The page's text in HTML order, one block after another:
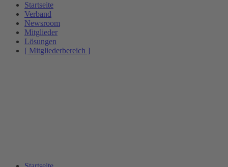
Startseite
Verband
Newsroom
Mitglieder
Lösungen
[ Mitgliederbereich ]